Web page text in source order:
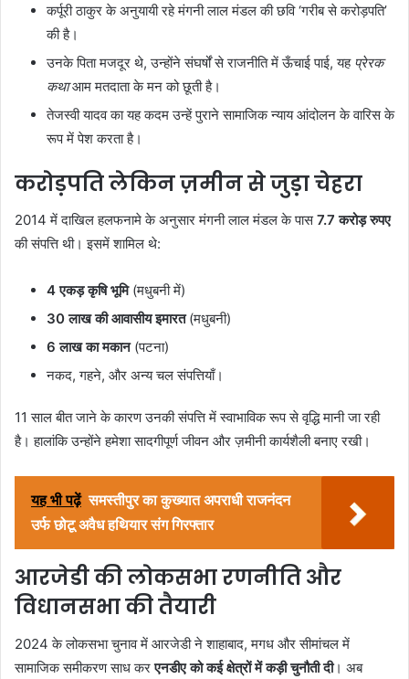
कर्पूरी ठाकुर के अनुयायी रहे मंगनी लाल मंडल की छवि ‘गरीब से करोड़पति’
की है।
उनके पिता मजदूर थे, उन्होंने संघर्षों से राजनीति में ऊँचाई पाई, यह प्रेरक
कथाआम मतदाता के मन को छूती है।
तेजस्वी यादव का यह कदम उन्हें पुराने सामाजिक न्याय आंदोलन के वारिस के
रूप में पेश करता है।
करोड़पति लेकिन ज़मीन से जुड़ा चेहरा
2014 में दाखिल हलफनामे के अनुसार मंगनी लाल मंडल के पास7.7 करोड़ रुपए
की संपत्ति थी। इसमें शामिल थे:
4 एकड़ कृषि भूमि(मधुबनी में)
30 लाख की आवासीय इमारत(मधुबनी)
6 लाख का मकान(पटना)
नकद, गहने, और अन्य चल संपत्तियाँ।
11 साल बीत जाने के कारण उनकी संपत्ति में स्वाभाविक रूप से वृद्धि मानी जा रही
है। हालांकि उन्होंने हमेशा सादगीपूर्ण जीवन और ज़मीनी कार्यशैली बनाए रखी।
यह भी पढ़ें समस्तीपुर का कुख्यात अपराधी राजनंदन
उर्फ छोटू अवैध हथियार संग गिरफ्तार
आरजेडी की लोकसभा रणनीति और
विधानसभा की तैयारी
2024 के लोकसभा चुनाव में आरजेडी ने शाहाबाद, मगध और सीमांचल में
सामाजिक समीकरण साध करएनडीए को कई क्षेत्रों में कड़ी चुनौती दी। अब